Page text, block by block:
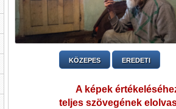
KÖZEPES EREDETI
A képek
teljes szövegének